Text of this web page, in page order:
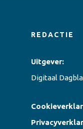
REDACTIE
Uitgever:
Digitaal